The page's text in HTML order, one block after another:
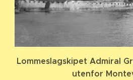
Lommeslagskipet Admiral
utenfor